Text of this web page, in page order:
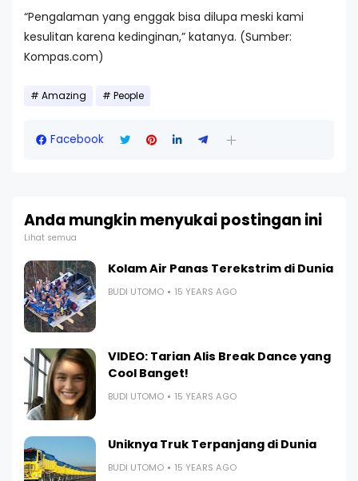
“Pengalaman yang enggak bisa dilupa meski kami
kesulitan karena kedinginan,” katanya. (Sumber:
Kompas.com)
Amazing People
Facebook
Anda mungkin menyukai postingan ini
Lihat semua
Kolam Air Panas Terekstrim di Dunia
BUDI UTOMO 15 YEARS AGO
VIDEO: Tarian Alis Break Dance yang
Cool Banget!
BUDI UTOMO 15 YEARS AGO
Uniknya Truk Terpanjang di Dunia
BUDI UTOMO 15 YEARS AGO